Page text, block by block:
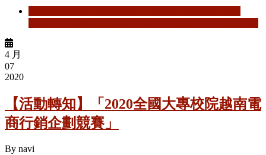
4 月
07
2020
【活動轉知】「2020全國大專校院越南電
商行銷企劃競賽」
By navi